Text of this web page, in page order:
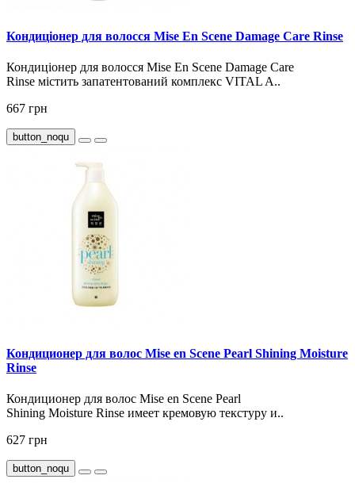
Кондиціонер для волосся Mise En Scene Damage Care Rinse
Кондиціонер для волосся Mise En Scene Damage Care
Rinse містить запатентований комплекс VITAL A..
667 грн
button_noqu
Кондиционер для волос Mise en Scene Pearl Shining Moisture
Rinse
Кондиционер для волос Mise en Scene Pearl
Shining Moisture Rinse имеет кремовую текстуру и..
627 грн
button_noqu